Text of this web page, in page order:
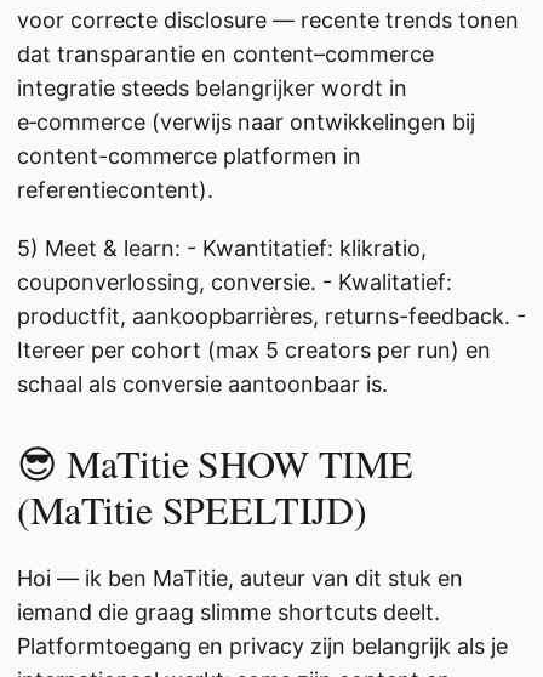
voor correcte disclosure — recente trends tonen
dat transparantie en content–commerce
integratie steeds belangrijker wordt in
e‑commerce (verwijs naar ontwikkelingen bij
content-commerce platformen in
referentiecontent).
5) Meet & learn: - Kwantitatief: klikratio,
couponverlossing, conversie. - Kwalitatief:
productfit, aankoopbarrières, returns-feedback. -
Itereer per cohort (max 5 creators per run) en
schaal als conversie aantoonbaar is.
😎 MaTitie SHOW TIME
(MaTitie SPEELTIJD)
Hoi — ik ben MaTitie, auteur van dit stuk en
iemand die graag slimme shortcuts deelt.
Platformtoegang en privacy zijn belangrijk als je